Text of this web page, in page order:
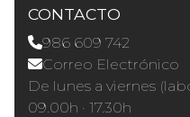
CONTACTO
986 609 742
Correo Electrónico
De lunes a viernes
09.00h · 17.30h